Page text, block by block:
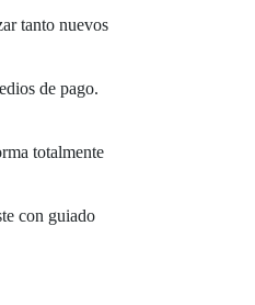
tanto nuevos
de pago.
totalmente
con guiado